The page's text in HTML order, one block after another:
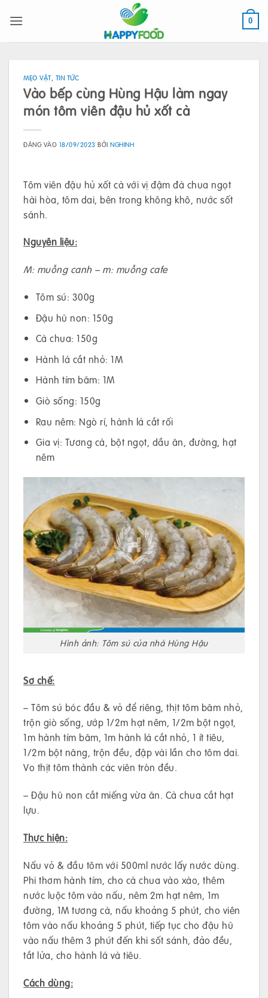
qua
0
MẸO VẶT, TIN TỨC
Vào bếp cùng Hùng Hậu làm ngay
món tôm viên đậu hủ xốt cà
ĐĂNG VÀO 18/09/2023 BỞINGHINH
Tôm viên đậu hủ xốt cà với vị đậm đà chua ngọt
hài hòa, tôm dai, bên trong không khô, nước sốt
sánh.
Nguyên liệu:
M: muỗng canh – m: muỗng cafe
Tôm sú: 300g
Đậu hũ non: 150g
Cà chua: 150g
Hành lá cắt nhỏ: 1M
Hành tím băm: 1M
Giò sống: 150g
Rau nêm: Ngò rí, hành lá cắt rối
Gia vị: Tương cà, bột ngọt, dầu ăn, đường, hạt
nêm
Hình ảnh: Tôm sú của nhà Hùng Hậu
Sơ chế:
– Tôm sú bóc đầu & vỏ để riêng, thịt tôm băm nhỏ,
trộn giò sống, ướp 1/2m hạt nêm, 1/2m bột ngọt,
1m hành tím băm, 1m hành lá cắt nhỏ, 1 ít tiêu,
1/2m bột năng, trộn đều, đập vài lần cho tôm dai.
Vo thịt tôm thành các viên tròn đều.
– Đậu hũ non cắt miếng vừa ăn. Cà chua cắt hạt
lựu.
Thực hiện:
Nấu vỏ & đầu tôm với 500ml nước lấy nước dùng.
Phi thơm hành tím, cho cà chua vào xào, thêm
nước luộc tôm vào nấu, nêm 2m hạt nêm, 1m
đường, 1M tương cà, nấu khoảng 5 phút, cho viên
tôm vào nấu khoảng 5 phút, tiếp tục cho đậu hũ
vào nấu thêm 3 phút đến khi sốt sánh, đảo đều,
tắt lửa, cho hành lá và tiêu.
Cách dùng: